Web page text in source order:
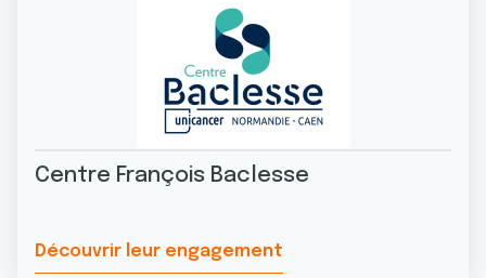
Centre François Baclesse
Découvrir leur engagement